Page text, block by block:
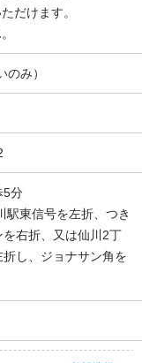
だけます。
み）
5分
駅東信号を左折、つき
右折、又は仙川2丁
し、ジョナサン角を